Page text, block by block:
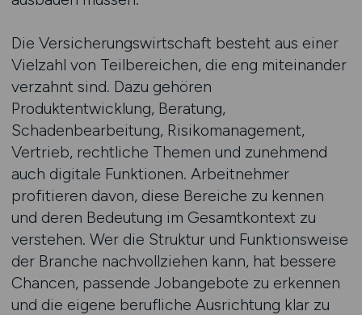
Die Versicherungswirtschaft besteht aus einer
Vielzahl von Teilbereichen, die eng miteinander
verzahnt sind. Dazu gehören
Produktentwicklung, Beratung,
Schadenbearbeitung, Risikomanagement,
Vertrieb, rechtliche Themen und zunehmend
auch digitale Funktionen. Arbeitnehmer
profitieren davon, diese Bereiche zu kennen
und deren Bedeutung im Gesamtkontext zu
verstehen. Wer die Struktur und Funktionsweise
der Branche nachvollziehen kann, hat bessere
Chancen, passende Jobangebote zu erkennen
und die eigene berufliche Ausrichtung klar zu